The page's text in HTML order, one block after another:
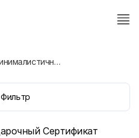
Минималистичный Подарочный Сертификат
Фильтр